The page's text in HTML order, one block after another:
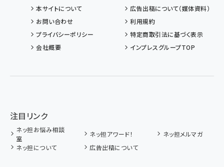
本サイトについて
広告出稿について（媒体資料）
お問い合わせ
利用規約
プライバシーポリシー
特定商取引法に基づく表示
会社概要
インプレスグループTOP
注目リンク
ネッ担お悩み相談
室
ネッ担アワード！
ネッ担メルマガ
ネッ担について
広告出稿について